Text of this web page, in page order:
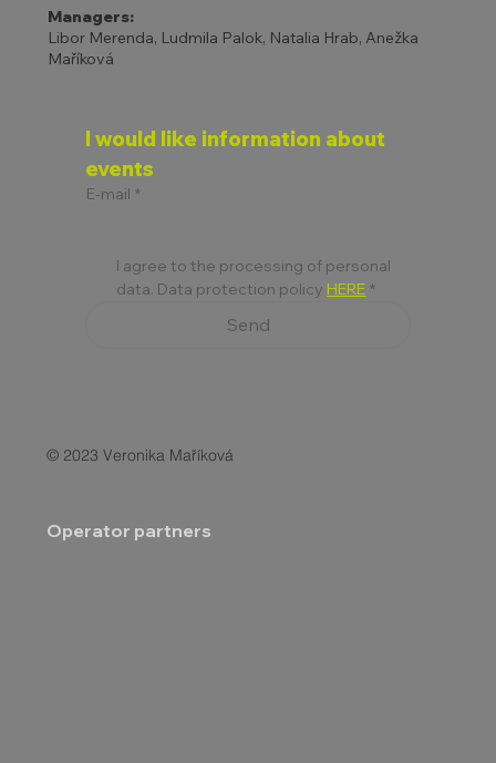
Managers:
Libor Merenda, Ludmila Palok, Natalia Hrab, Anežka
Maříková
I would like information about
events
E-mail *
I agree to the processing of personal
data. Data protection policy HERE *
Send
© 2023 Veronika Maříková
Operator partners